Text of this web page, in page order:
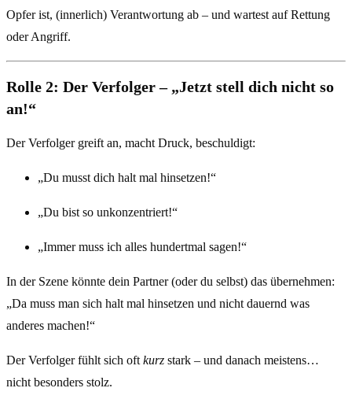
Opfer ist, (innerlich) Verantwortung ab – und wartest auf Rettung
oder Angriff.
Rolle 2: Der Verfolger – „Jetzt stell dich nicht so
an!“
Der Verfolger greift an, macht Druck, beschuldigt:
„Du musst dich halt mal hinsetzen!“
„Du bist so unkonzentriert!“
„Immer muss ich alles hundertmal sagen!“
In der Szene könnte dein Partner (oder du selbst) das übernehmen:
„Da muss man sich halt mal hinsetzen und nicht dauernd was
anderes machen!“
Der Verfolger fühlt sich oft kurz stark – und danach meistens…
nicht besonders stolz.